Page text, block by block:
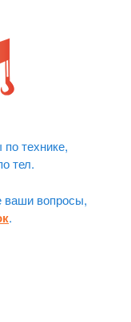
технике,
тел.
ваши вопросы,
.